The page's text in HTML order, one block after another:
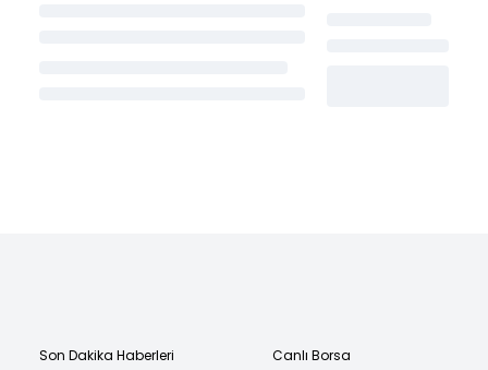
Son Dakika Haberleri
Canlı Borsa